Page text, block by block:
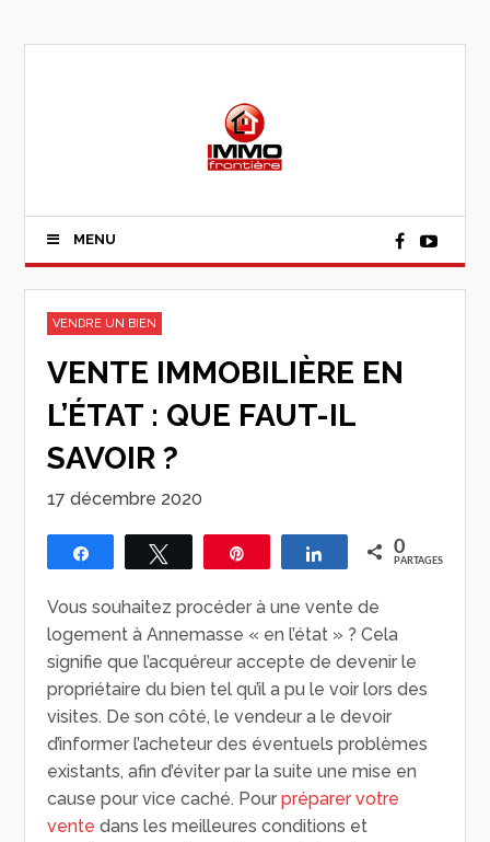
MENU
VENDRE UN BIEN
VENTE IMMOBILIÈRE EN
L’ÉTAT : QUE FAUT-IL
SAVOIR ?
17 décembre 2020
Partagez Tweetez Épingle Partagez0
PARTAGES
Vous souhaitez procéder à une vente de
logement à Annemasse « en l’état » ? Cela
signifie que l’acquéreur accepte de devenir le
propriétaire du bien tel qu’il a pu le voir lors des
visites. De son côté, le vendeur a le devoir
d’informer l’acheteur des éventuels problèmes
existants, afin d’éviter par la suite une mise en
cause pour vice caché. Pourpréparer votre
vente dans les meilleures conditions et